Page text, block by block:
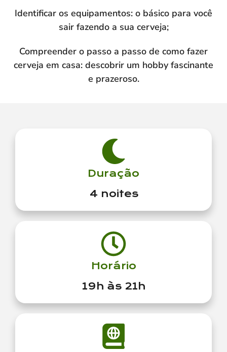
Identificar os equipamentos: o básico para você
sair fazendo a sua cerveja;
Compreender o passo a passo de como fazer
cerveja em casa: descobrir um hobby fascinante
e prazeroso.
Duração
4 noites
Horário
19h às 21h